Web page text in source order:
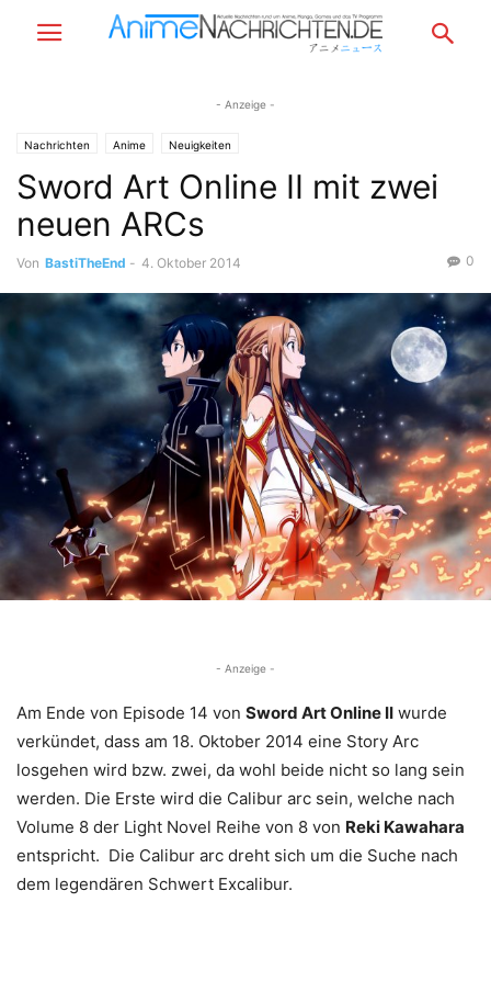
- Anzeige -
Nachrichten Anime Neuigkeiten
Sword Art Online II mit zwei
neuen ARCs
Von BastiTheEnd - 4. Oktober 2014 0
- Anzeige -
Am Ende von Episode 14 von Sword Art Online II wurde
verkündet, dass am 18. Oktober 2014 eine Story Arc
losgehen wird bzw. zwei, da wohl beide nicht so lang sein
werden. Die Erste wird die Calibur arc sein, welche nach
Volume 8 der Light Novel Reihe von 8 von Reki Kawahara
entspricht. Die Calibur arc dreht sich um die Suche nach
dem legendären Schwert Excalibur.